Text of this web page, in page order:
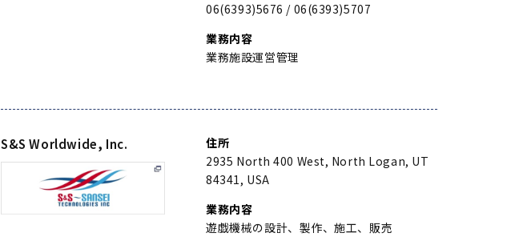
06(6393)5676 / 06(6393)5707
業務内容
業務施設運営管理
S&S Worldwide, Inc.
住所
2935 North 400 West, North Logan, UT
84341, USA
業務内容
遊戯機械の設計、製作、施工、販売